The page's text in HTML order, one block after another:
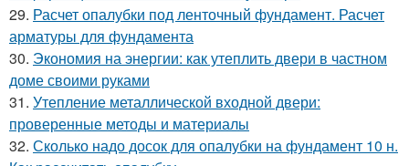
29. Расчет опалубки под ленточный фундамент. Расчет
арматуры для фундамента
30. Экономия на энергии: как утеплить двери в частном
доме своими руками
31. Утепление металлической входной двери:
проверенные методы и материалы
32. Сколько надо досок для опалубки на фундамент 10 н.